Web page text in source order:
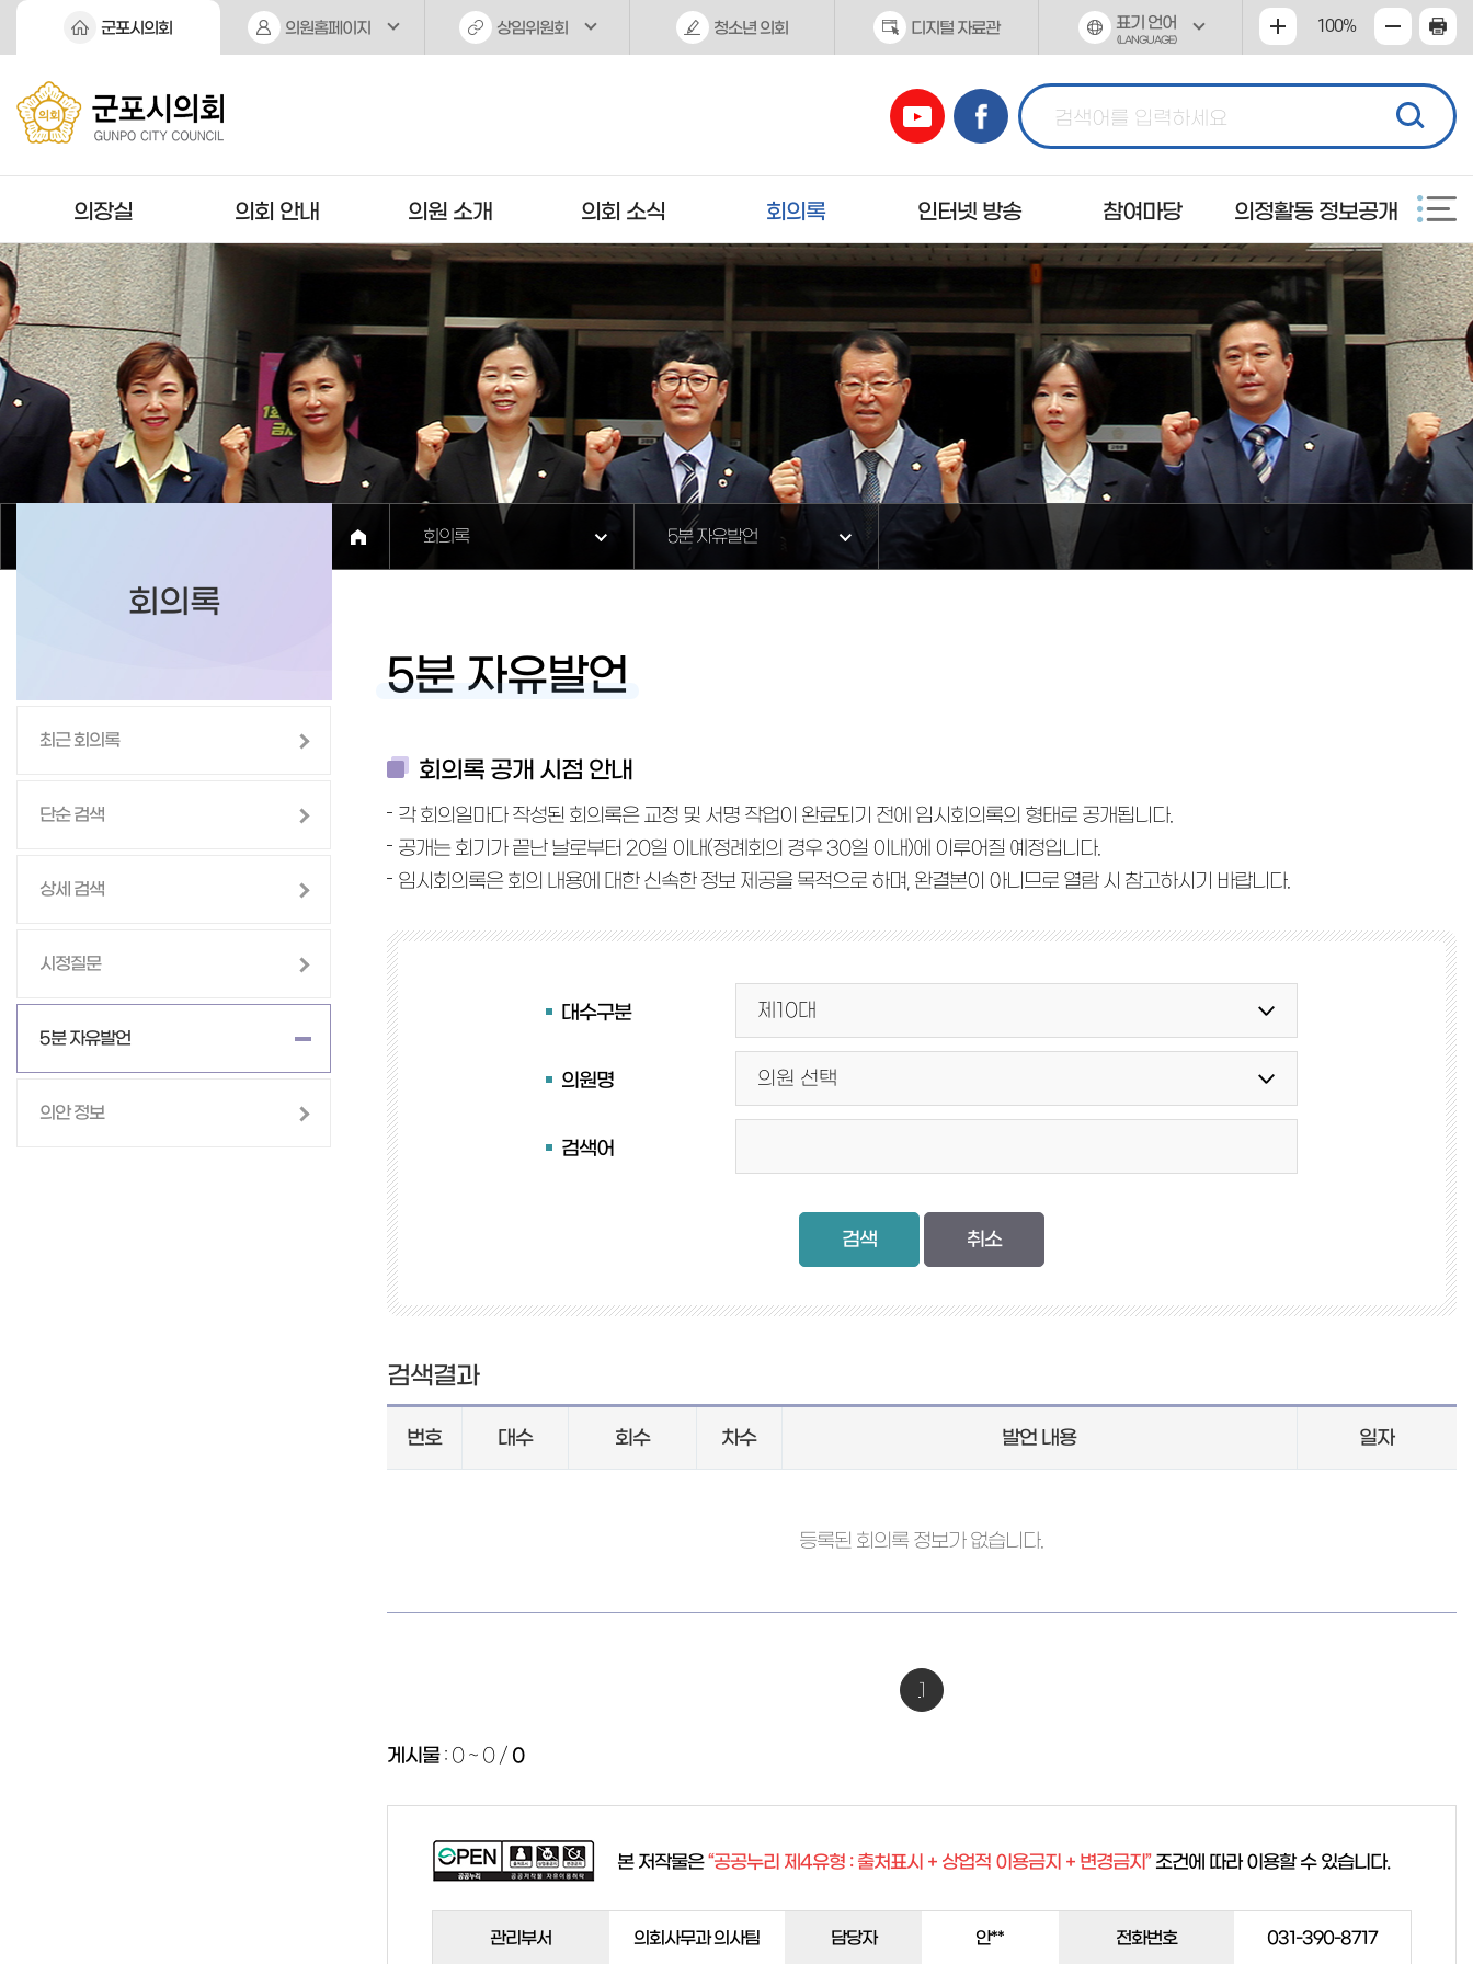
본문바로가기
군포시의회 의원홈페이지 상임위원회 청소년 의회 디지털 자료관 표기 언어
(LANGUAGE)
100%
의장실 의회 안내 의원 소개 의회 소식 회의록 인터넷 방송 참여마당 의정활동 정보공개
회의록 5분 자유발언
회의록
최근 회의록
단순 검색
상세 검색
시정질문
5분 자유발언
의안 정보
5분 자유발언
회의록 공개 시점 안내
각 회의일마다 작성된 회의록은 교정 및 서명 작업이 완료되기 전에 임시회의록의 형태로 공개됩니다.
공개는 회기가 끝난 날로부터 20일 이내(정례회의 경우 30일 이내)에 이루어질 예정입니다.
임시회의록은 회의 내용에 대한 신속한 정보 제공을 목적으로 하며, 완결본이 아니므로 열람 시 참고하시기 바랍니다.
대수구분
의원명
검색어
검색
검색결과
번호 대수 회수 차수 발언 내용 일자
등록된 회의록 정보가 없습니다.
1
게시물: 0 ~ 0 / 0
본 저작물은“공공누리 제4유형 : 출처표시 + 상업적 이용금지 + 변경금지”조건에 따라 이용할 수 있습니다.
관리부서 의회사무과 의사팀 담당자 안** 전화번호 031-390-8717